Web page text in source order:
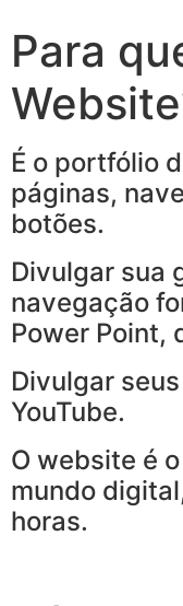
Para
É o portfólio
páginas,
botões.
Divulgar sua
navegação
Power Point,
Divulgar
YouTube.
O website é
mundo
horas.